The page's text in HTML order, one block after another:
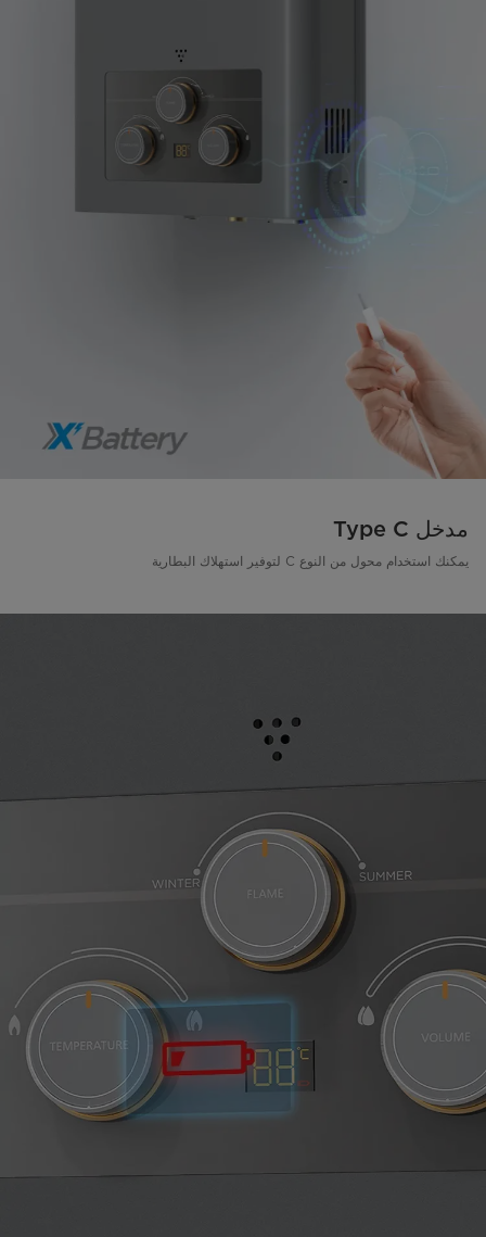
مدخل Type C
يمكنك استخدام محول من النوع C لتوفير استهلاك البطارية